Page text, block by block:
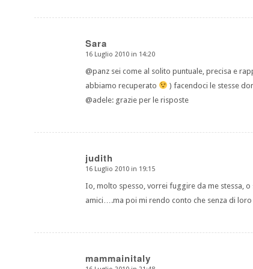
Sara
dice:
16 Luglio 2010 in 14:20
@panz sei come al solito puntuale, precisa e
abbiamo recuperato
) facendoci le stesse
@adele: grazie per le risposte
judith
dice:
16 Luglio 2010 in 19:15
Io, molto spesso, vorrei fuggire da me stessa,
amici….ma poi mi rendo conto che senza di
mammainitaly